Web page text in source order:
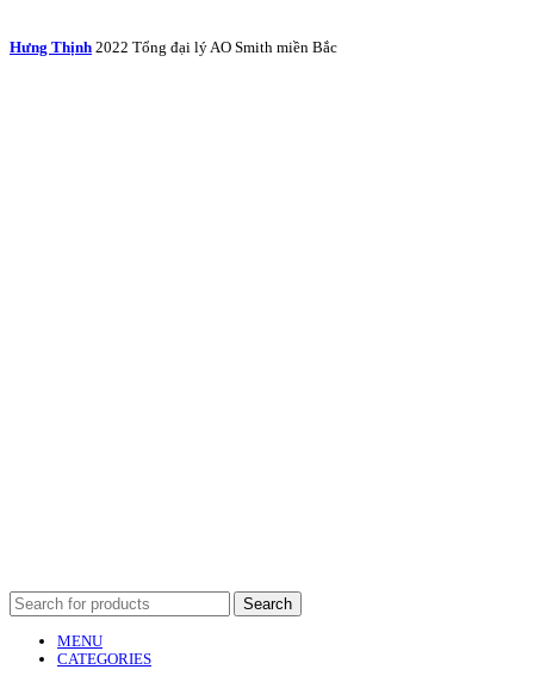
Hưng Thịnh 2022 Tổng đại lý AO Smith miền Bắc
Search
MENU
CATEGORIES